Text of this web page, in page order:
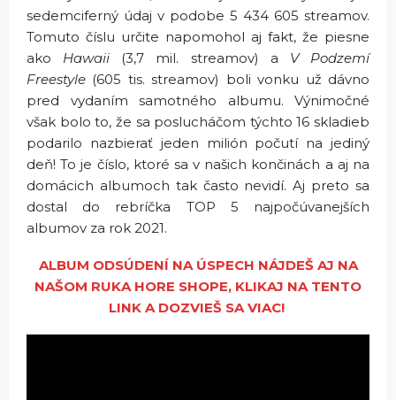
sedemciferný údaj v podobe 5 434 605 streamov.
Tomuto číslu určite napomohol aj fakt, že piesne
ako Hawaii (3,7 mil. streamov) a V Podzemí
Freestyle (605 tis. streamov) boli vonku už dávno
pred vydaním samotného albumu. Výnimočné
však bolo to, že sa poslucháčom týchto 16 skladieb
podarilo nazbierať jeden milión počutí na jediný
deň! To je číslo, ktoré sa v našich končinách a aj na
domácich albumoch tak často nevidí. Aj preto sa
dostal do rebríčka TOP 5 najpočúvanejších
albumov za rok 2021.
ALBUM ODSÚDENÍ NA ÚSPECH NÁJDEŠ AJ NA
NAŠOM RUKA HORE SHOPE, KLIKAJ NA TENTO
LINK A DOZVIEŠ SA VIAC!